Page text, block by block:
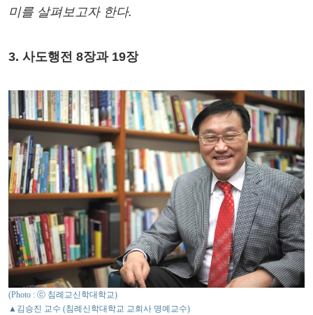
미를 살펴보고자 한다.
3. 사도행전 8장과 19장
(Photo : ⓒ 침례교신학대학교)
▲김승진 교수 (침례신학대학교 교회사 명예교수)